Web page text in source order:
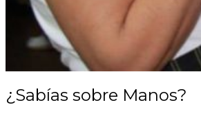
¿Sabías sobre Manos?